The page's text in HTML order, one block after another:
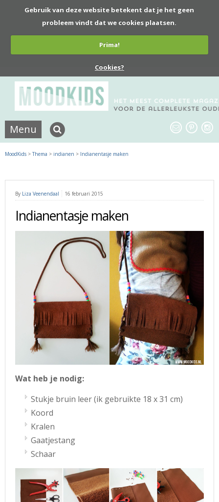
Gebruik van deze website betekent dat je het geen
probleem vindt dat we cookies plaatsen.
Prima!
Cookies?
Menu
MoodKids >Thema > indianen > Indianentasje maken
By Liza Veenendaal 16 februari 2015
Indianentasje maken
Wat heb je nodig:
Stukje bruin leer (ik gebruikte 18 x 31 cm)
Koord
Kralen
Gaatjestang
Schaar